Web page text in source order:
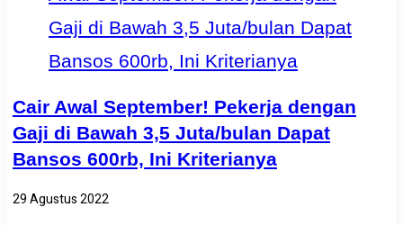
Cair Awal September! Pekerja dengan
Gaji di Bawah 3,5 Juta/bulan Dapat
Bansos 600rb, Ini Kriterianya
29 Agustus 2022